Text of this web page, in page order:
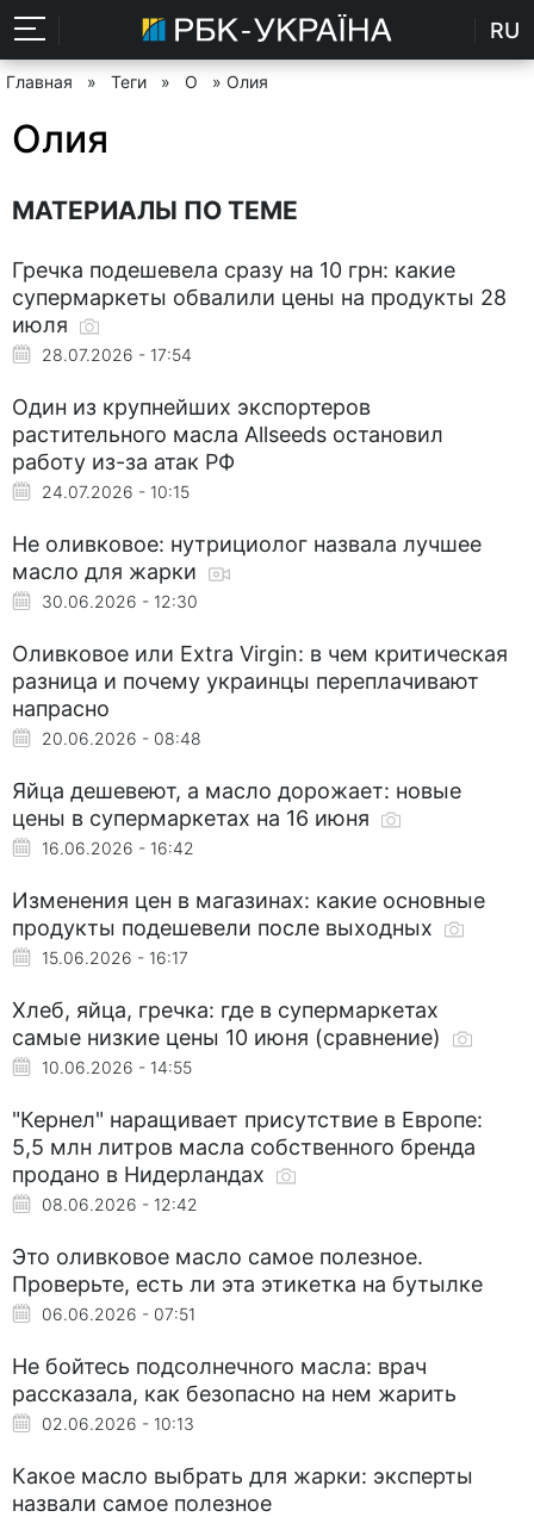
RU
Главная » Теги » О » Олия
Олия
МАТЕРИАЛЫ ПО ТЕМЕ
Гречка подешевела сразу на 10 грн: какие
супермаркеты обвалили цены на продукты 28
июля
28.07.2026 - 17:54
Один из крупнейших экспортеров
растительного масла Allseeds остановил
работу из-за атак РФ
24.07.2026 - 10:15
Не оливковое: нутрициолог назвала лучшее
масло для жарки
30.06.2026 - 12:30
Оливковое или Extra Virgin: в чем критическая
разница и почему украинцы переплачивают
напрасно
20.06.2026 - 08:48
Яйца дешевеют, а масло дорожает: новые
цены в супермаркетах на 16 июня
16.06.2026 - 16:42
Изменения цен в магазинах: какие основные
продукты подешевели после выходных
15.06.2026 - 16:17
Хлеб, яйца, гречка: где в супермаркетах
самые низкие цены 10 июня (сравнение)
10.06.2026 - 14:55
"Кернел" наращивает присутствие в Европе:
5,5 млн литров масла собственного бренда
продано в Нидерландах
08.06.2026 - 12:42
Это оливковое масло самое полезное.
Проверьте, есть ли эта этикетка на бутылке
06.06.2026 - 07:51
Не бойтесь подсолнечного масла: врач
рассказала, как безопасно на нем жарить
02.06.2026 - 10:13
Какое масло выбрать для жарки: эксперты
назвали самое полезное